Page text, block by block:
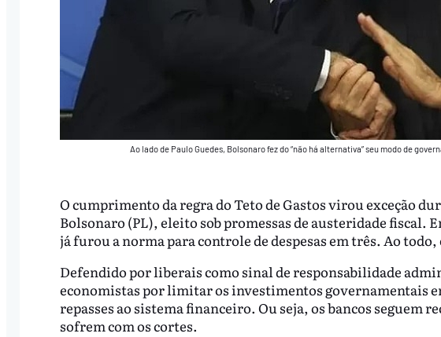
Ao lado de Paulo Guedes, Bolsonaro fez do “não há alternativa” seu modo de
O cumprimento da regra do Teto de Gastos virou exceção
Bolsonaro (PL), eleito sob promessas de austeridade fiscal.
já furou a norma para controle de despesas em três. Ao
Defendido por liberais como sinal de responsabilidade
economistas por limitar os investimentos governamentais
repasses ao sistema financeiro. Ou seja, os bancos seguem
sofrem com os cortes.